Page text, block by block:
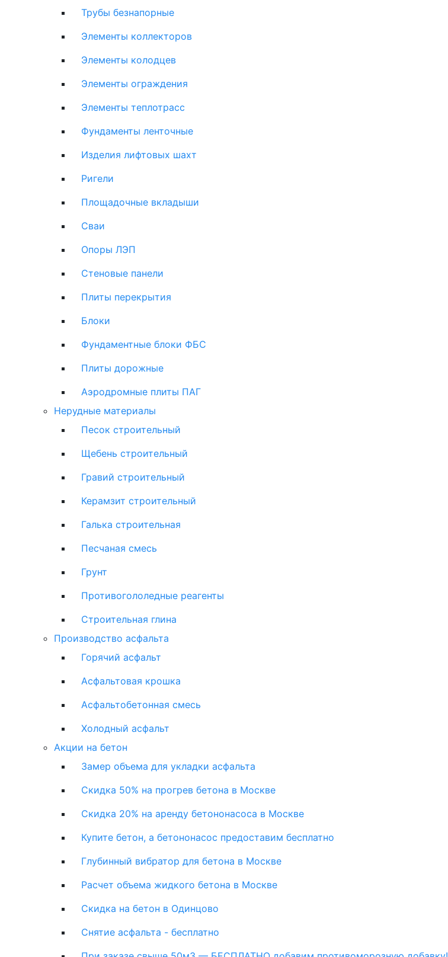
Трубы безнапорные
Элементы коллекторов
Элементы колодцев
Элементы ограждения
Элементы теплотрасс
Фундаменты ленточные
Изделия лифтовых шахт
Ригели
Площадочные вкладыши
Сваи
Опоры ЛЭП
Стеновые панели
Плиты перекрытия
Блоки
Фундаментные блоки ФБС
Плиты дорожные
Аэродромные плиты ПАГ
Нерудные материалы
Песок строительный
Щебень строительный
Гравий строительный
Керамзит строительный
Галька строительная
Песчаная смесь
Грунт
Противогололедные реагенты
Строительная глина
Производство асфальта
Горячий асфальт
Асфальтовая крошка
Асфальтобетонная смесь
Холодный асфальт
Акции на бетон
Замер объема для укладки асфальта
Скидка 50% на прогрев бетона в Москве
Скидка 20% на аренду бетононасоса в Москве
Купите бетон, а бетононасос предоставим бесплатно
Глубинный вибратор для бетона в Москве
Расчет объема жидкого бетона в Москве
Скидка на бетон в Одинцово
Снятие асфальта - бесплатно